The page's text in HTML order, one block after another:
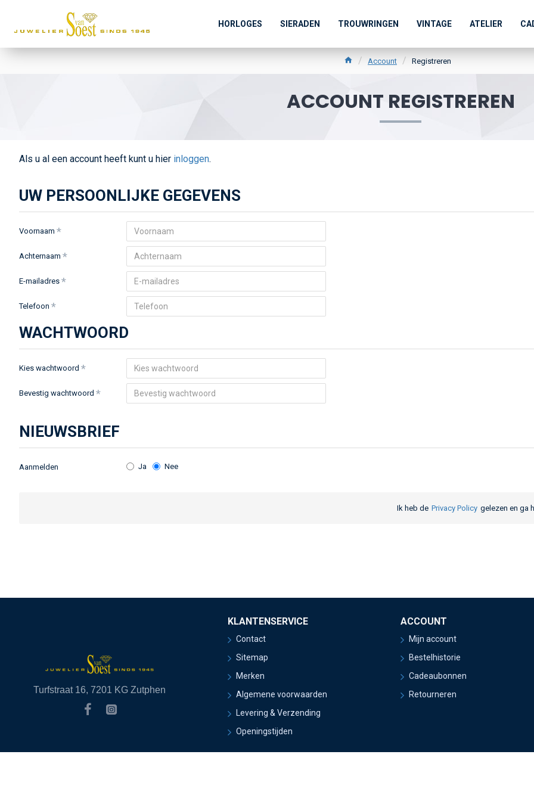
HORLOGES SIERADEN TROUWRINGEN VINTAGE ATELIER
Account Registreren
ACCOUNT REGISTREREN
Als u al een account heeft kunt u hier inloggen.
UW PERSOONLIJKE GEGEVENS
Voornaam
Achternaam
E-mailadres
Telefoon
WACHTWOORD
Kies wachtwoord
Bevestig wachtwoord
NIEUWSBRIEF
Aanmelden Ja Nee
Ik heb de Privacy Policy gelezen en ga
Turfstraat 16, 7201 KG Zutphen
KLANTENSERVICE
Contact
Sitemap
Merken
Algemene voorwaarden
Levering & Verzending
Openingstijden
ACCOUNT
Mijn account
Bestelhistorie
Cadeaubonnen
Retourneren